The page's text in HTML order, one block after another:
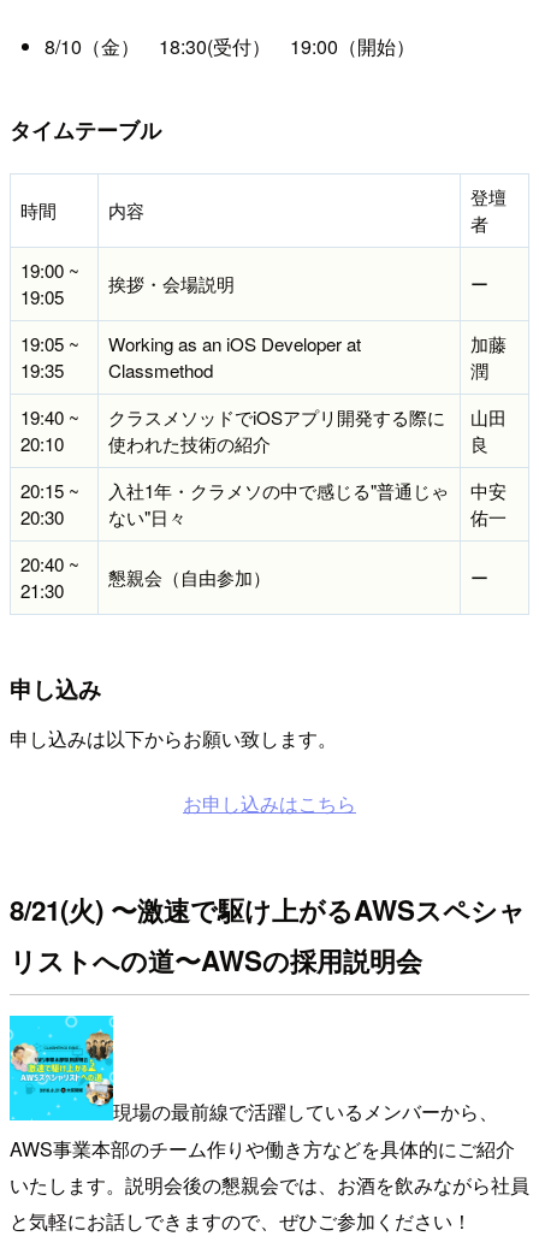
8/10（金） 18:30(受付） 19:00（開始）
タイムテーブル
時間 内容
登壇
者
19:00 ~
19:05
挨拶・会場説明 ー
19:05 ~
19:35
Working as an iOS Developer at
Classmethod
加藤
潤
19:40 ~
20:10
クラスメソッドでiOSアプリ開発する際に
使われた技術の紹介
山田
良
20:15 ~
20:30
入社1年・クラメソの中で感じる"普通じゃ
ない"日々
中安
佑一
20:40 ~
21:30
懇親会（自由参加） ー
申し込み
申し込みは以下からお願い致します。
お申し込みはこちら
8/21(火) 〜激速で駆け上がるAWSスペシャ
リストへの道〜AWSの採用説明会
現場の最前線で活躍しているメンバーから、
AWS事業本部のチーム作りや働き方などを具体的にご紹介
いたします。説明会後の懇親会では、お酒を飲みながら社員
と気軽にお話しできますので、ぜひご参加ください！